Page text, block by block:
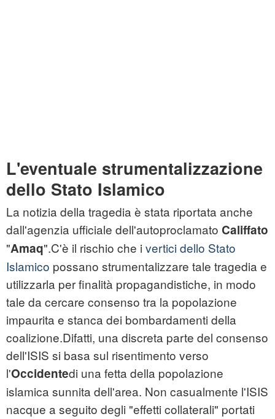
L'eventuale strumentalizzazione
dello Stato Islamico
La notizia della tragedia è stata riportata anche
dall'agenzia ufficiale dell'autoproclamato Califfato
"Amaq".C'è il rischio che i vertici dello Stato
Islamico possano strumentalizzare tale tragedia e
utilizzarla per finalità propagandistiche, in modo
tale da cercare consenso tra la popolazione
impaurita e stanca dei bombardamenti della
coalizione.Difatti, una discreta parte del consenso
dell'ISIS si basa sul risentimento verso
l'Occidentedi una fetta della popolazione
islamica sunnita dell'area. Non casualmente l'ISIS
nacque a seguito degli "effetti collaterali" portati